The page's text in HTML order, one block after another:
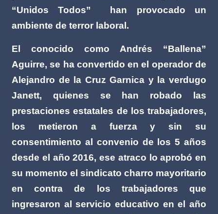
“Unidos Todos”
han provocado un
ambiente de terror laboral.
El conocido como Andrés “Ballena”
Aguirre, se ha convertido en el operador de
Alejandro de la Cruz Garnica y la verdugo
Janett, quienes se han robado las
prestaciones estatales de los trabajadores,
los metieron a fuerza y sin su
consentimiento al convenio de los 5 años
desde el año 2016, ese atraco lo aprobó en
su momento el sindicato charro mayoritario
en contra de los trabajadores que
ingresaron al servicio educativo en el año